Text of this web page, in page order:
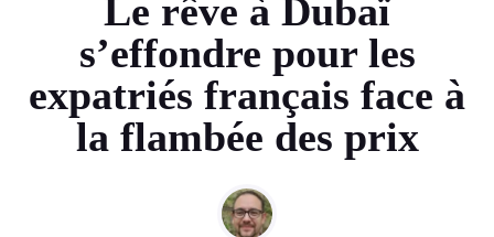
Le rêve à Dubaï
s’effondre pour les
expatriés français face à
la flambée des prix